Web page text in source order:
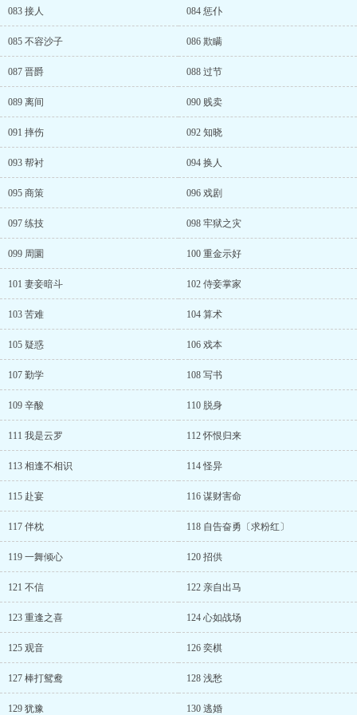
083 接人 084 惩仆
085 不容沙子 086 欺瞒
087 晋爵 088 过节
089 离间 090 贱卖
091 摔伤 092 知晓
093 帮衬 094 换人
095 商策 096 戏剧
097 练技 098 牢狱之灾
099 周圜 100 重金示好
101 妻妾暗斗 102 侍妾掌家
103 苦难 104 算术
105 疑惑 106 戏本
107 勤学 108 写书
109 辛酸 110 脱身
111 我是云罗 112 怀恨归来
113 相逢不相识 114 怪异
115 赴宴 116 谋财害命
117 伴枕 118 自告奋勇〔求粉红〕
119 一舞倾心 120 招供
121 不信 122 亲自出马
123 重逢之喜 124 心如战场
125 观音 126 奕棋
127 棒打鸳鸯 128 浅愁
129 犹豫 130 逃婚